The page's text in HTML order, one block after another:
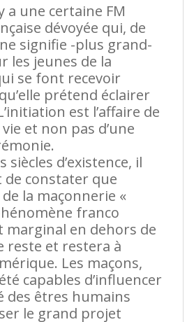
a une certaine FM
dévoyée qui, de
signifie -plus grand-
les jeunes de la
se font recevoir
prétend éclairer
est l’affaire de
et non pas d’une
siècles d’existence, il
constater que
la maçonnerie «
franco
marginal en dehors de
reste et restera à
Les maçons,
capables d’influencer
des êtres humains
le grand projet